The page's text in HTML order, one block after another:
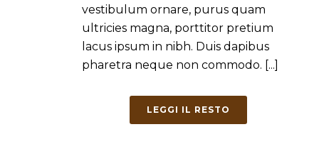
vestibulum ornare, purus quam
ultricies magna, porttitor pretium
lacus ipsum in nibh. Duis dapibus
pharetra neque non commodo. [...]
LEGGI IL RESTO